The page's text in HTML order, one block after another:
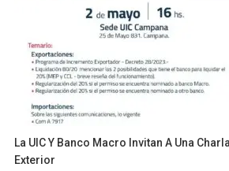
La UIC Y Banco Macro Invitan A Una
Exterior